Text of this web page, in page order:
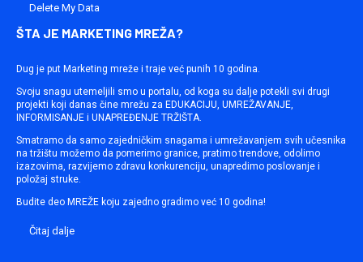
Delete My Data
ŠTA JE MARKETING MREŽA?
Dug je put Marketing mreže i traje već punih 10 godina.
Svoju snagu utemeljili smo u portalu, od koga su dalje potekli svi drugi
projekti koji danas čine mrežu za EDUKACIJU, UMREŽAVANJE,
INFORMISANJE i UNAPREĐENJE TRŽIŠTA.
Smatramo da samo zajedničkim snagama i umrežavanjem svih učesnika
na tržištu možemo da pomerimo granice, pratimo trendove, odolimo
izazovima, razvijemo zdravu konkurenciju, unapredimo poslovanje i
položaj struke.
Budite deo MREŽE koju zajedno gradimo već 10 godina!
Čitaj dalje